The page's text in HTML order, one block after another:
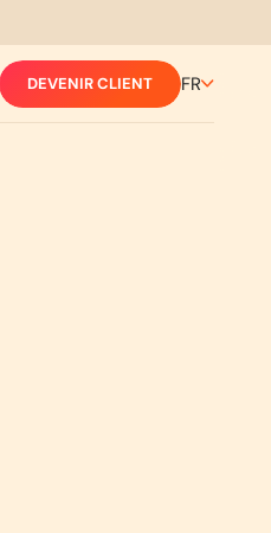
DEVENIR CLIENT FR